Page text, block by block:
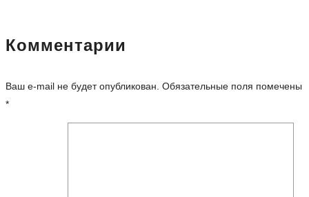
Комментарии
Ваш e-mail не будет опубликован. Обязательные поля помечены
*